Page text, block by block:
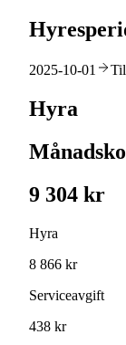
2025-10-01
Hyra
9 304 kr
Hyra
8 866 kr
Serviceavgift
438 kr